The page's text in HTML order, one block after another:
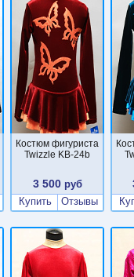
Костюм фигуриста
Twizzle KB-24b
3 500руб
Купить
Отзывы